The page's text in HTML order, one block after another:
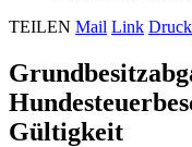
TEILEN Mail Link
Gültigkeit